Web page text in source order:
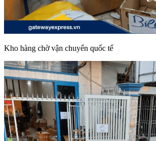
Kho hàng chờ vận chuyển quốc tế